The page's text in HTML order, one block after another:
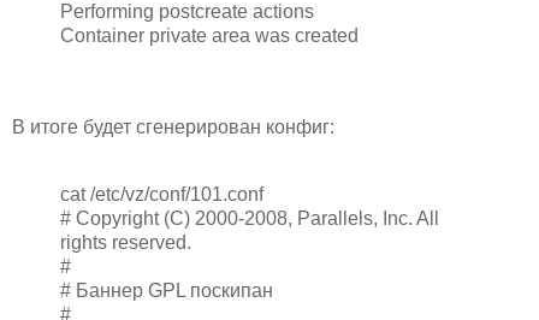
Performing postcreate actions
Container private area was created
В итоге будет сгенерирован конфиг:
cat /etc/vz/conf/101.conf
# Copyright (C) 2000-2008, Parallels, Inc. All
rights reserved.
#
# Баннер GPL поскипан
#